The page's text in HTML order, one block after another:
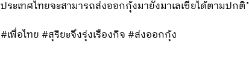
ประเทศไทยจะสามารถส่งออกกุ้งมายังมาเลเซียได้ตามปกติ
#เพื่อไทย #สุริยะจึงรุ่งเรืองกิจ #ส่งออกกุ้ง